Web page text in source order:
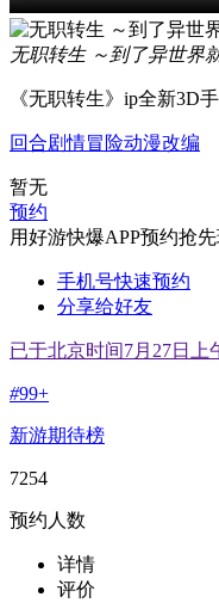
无职转生 ～到了异世界
《无职转生》ip全新3D
回合剧情冒险动漫改编
暂无
预约
用好游快爆APP预约抢
手机号快速预约
分享给好友
已于北京时间7月27日上
#99+
新游期待榜
7254
预约人数
详情
评价